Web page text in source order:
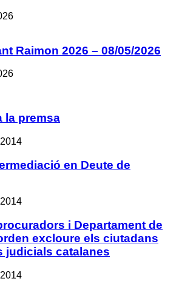
Raimon 2026 – 08/05/2026
la premsa
en Deute de
i Departament de
excloure els ciutadans
judicials catalanes